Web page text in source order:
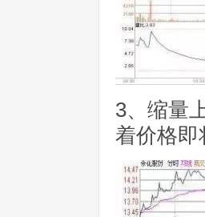
3、缩量
着价格即